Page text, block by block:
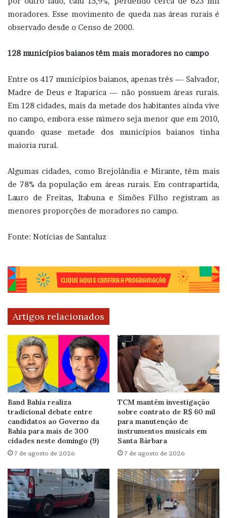
moradores. Esse movimento de queda nas áreas rurais é
observado desde o Censo de 2000.
128 municípios baianos têm mais moradores no campo
Entre os 417 municípios baianos, apenas três — Salvador,
Madre de Deus e Itaparica — não possuem áreas rurais.
Em 128 cidades, mais da metade dos habitantes ainda vive
no campo, embora esse número seja menor que em 2010,
quando quase metade dos municípios baianos tinha
maioria rural.
Algumas cidades, como Brejolândia e Mirante, têm mais
de 78% da população em áreas rurais. Em contrapartida,
Lauro de Freitas, Itabuna e Simões Filho registram as
menores proporções de moradores no campo.
Fonte: Notícias de Santaluz
Artigos relacionados
Band Bahia realiza
tradicional debate entre
candidatos ao Governo da
Bahia para mais de 300
cidades neste domingo (9)
7 de agosto de 2026
TCM mantém investigação
sobre contrato de R$ 60 mil
para manutenção de
instrumentos musicais em
Santa Bárbara
7 de agosto de 2026